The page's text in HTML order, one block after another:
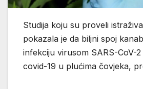
Studija koju su proveli
pokazala je da biljni spoj
infekciju virusom SARS-CoV-
covid-19 u plućima čovjeka,